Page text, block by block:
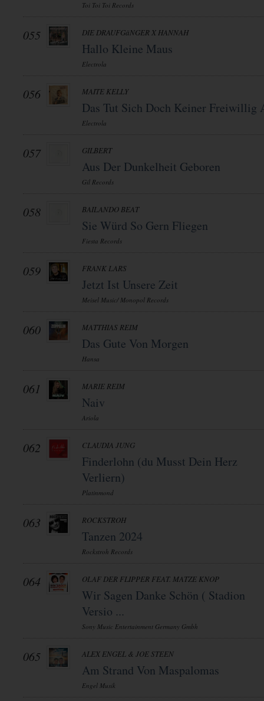
Toi Toi Toi Records
055 DIE DRAUFGäNGER X HANNAH
Hallo Kleine Maus
Electrola
056 MAITE KELLY
Das Tut Sich Doch Keiner Freiwillig
Electrola
057 GILBERT
Aus Der Dunkelheit Geboren
Gil Records
058 BAILANDO BEAT
Sie Würd So Gern Fliegen
Fiesta Records
059 FRANK LARS
Jetzt Ist Unsere Zeit
Meisel Music/ Monopol Records
060 MATTHIAS REIM
Das Gute Von Morgen
Hansa
061 MARIE REIM
Naiv
Ariola
062 CLAUDIA JUNG
Finderlohn (du Musst Dein Herz
Verliern)
Platinmond
063 ROCKSTROH
Tanzen 2024
Rockstroh Records
064 OLAF DER FLIPPER FEAT. MATZE KNOP
Wir Sagen Danke Schön ( Stadion
Versio ...
Sony Music Entertainment Germany Gmbh
065 ALEX ENGEL & JOE STEEN
Am Strand Von Maspalomas
Engel Musik